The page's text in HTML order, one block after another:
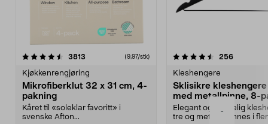
-
3813 anmeldelser(9,97/stk)
Kjøkkenrengjøring
Mikrofiberklut 32 x 31 cm, 4-
pakning
Kåret til «soleklar favoritt» i
svenske Afton...
4.5av 5 stjerner 256
Kleshengere
Sklisikre
med metallpinne, 8-
Elegant og skikkelig
tre og metall – finnes i
4.5av 5 stjerner